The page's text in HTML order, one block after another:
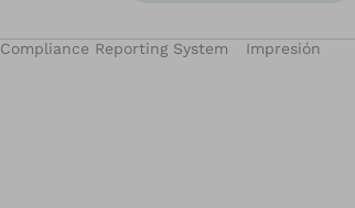
Compliance Reporting System
Impresión